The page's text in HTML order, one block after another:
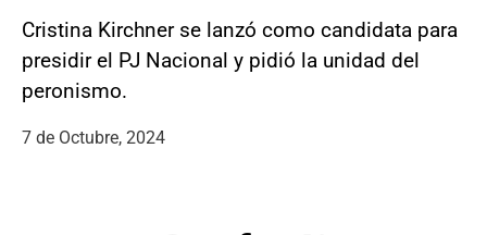
Cristina Kirchner se lanzó como candidata para
presidir el PJ Nacional y pidió la unidad del
peronismo.
7 de Octubre, 2024